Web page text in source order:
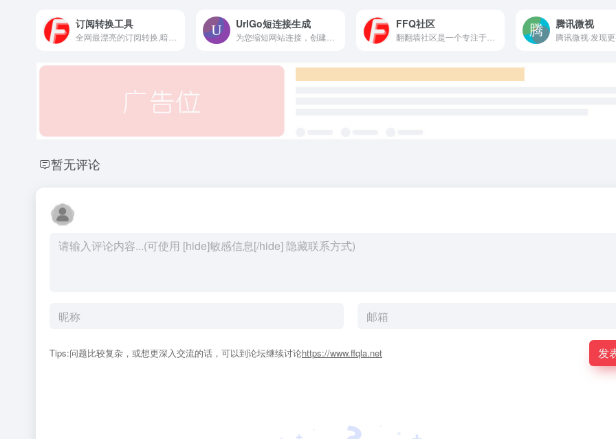
订阅转换工具 UrlGo短连接生成 FFQ社区
翻翻墙社区是一个专注于网络加速服务的交流平台，致力于为用户提供最新的机场资讯、技术交流和资源分享。
腾讯微视
腾讯微视·发现
暂无评论
Tips:问题比较复杂，或想更深入交流的话，可以到论坛继续讨论https://www.ffqla.net 发